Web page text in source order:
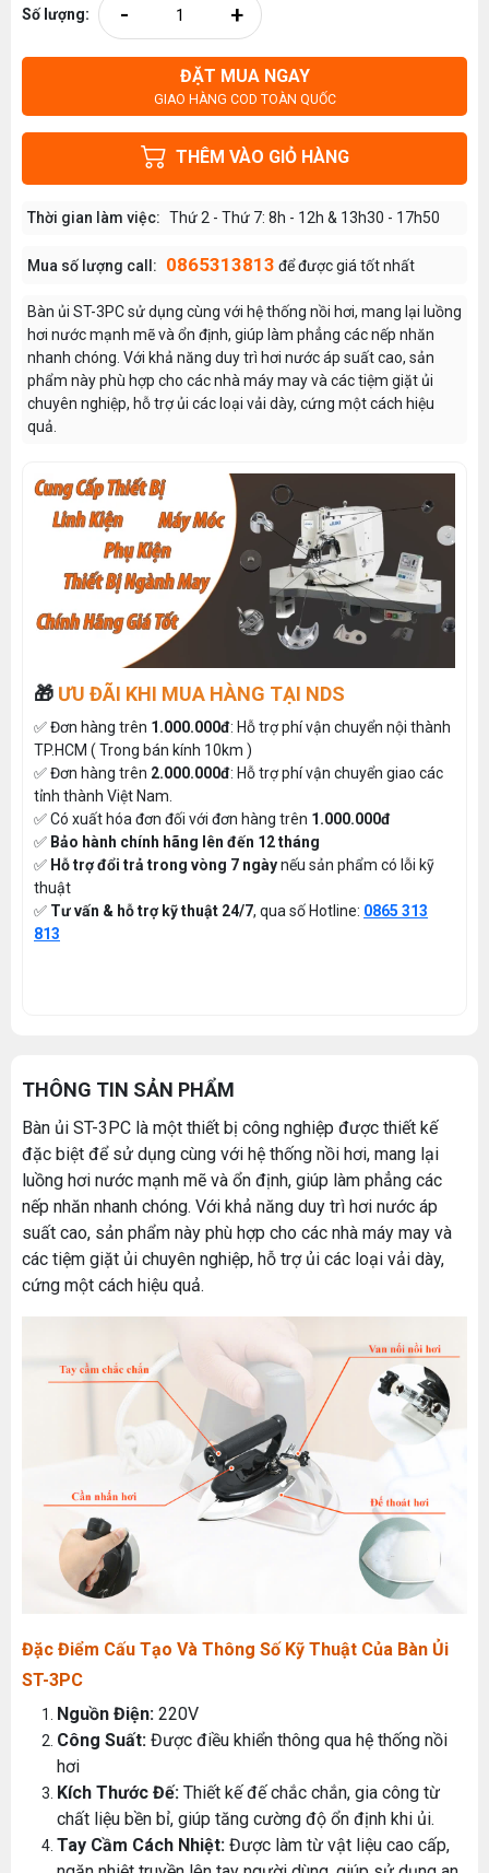
Số lượng: - +
ĐẶT MUA NGAY
GIAO HÀNG COD TOÀN QUỐC
THÊM VÀO GIỎ HÀNG
Thời gian làm việc: Thứ 2 - Thứ 7: 8h - 12h & 13h30 - 17h50
Mua số lượng call: 0865313813 để được giá tốt nhất
Bàn ủi ST-3PC sử dụng cùng với hệ thống nồi hơi, mang lại luồng
hơi nước mạnh mẽ và ổn định, giúp làm phẳng các nếp nhăn
nhanh chóng. Với khả năng duy trì hơi nước áp suất cao, sản
phẩm này phù hợp cho các nhà máy may và các tiệm giặt ủi
chuyên nghiệp, hỗ trợ ủi các loại vải dày, cứng một cách hiệu
quả.
🎁 ƯU ĐÃI KHI MUA HÀNG TẠI NDS
✅ Đơn hàng trên 1.000.000đ: Hỗ trợ phí vận chuyển nội thành
TP.HCM ( Trong bán kính 10km )
✅ Đơn hàng trên 2.000.000đ: Hỗ trợ phí vận chuyển giao các
tỉnh thành Việt Nam.
✅ Có xuất hóa đơn đối với đơn hàng trên 1.000.000đ
✅ Bảo hành chính hãng lên đến 12 tháng
✅ Hỗ trợ đổi trả trong vòng 7 ngàynếu sản phẩm có lỗi kỹ
thuật
✅ Tư vấn & hỗ trợ kỹ thuật 24/7, qua số Hotline: 0865 313
813
THÔNG TIN SẢN PHẨM
Bàn ủi ST-3PC là một thiết bị công nghiệp được thiết kế
đặc biệt để sử dụng cùng với hệ thống nồi hơi, mang lại
luồng hơi nước mạnh mẽ và ổn định, giúp làm phẳng các
nếp nhăn nhanh chóng. Với khả năng duy trì hơi nước áp
suất cao, sản phẩm này phù hợp cho các nhà máy may và
các tiệm giặt ủi chuyên nghiệp, hỗ trợ ủi các loại vải dày,
cứng một cách hiệu quả.
Đặc Điểm Cấu Tạo Và Thông Số Kỹ Thuật Của Bàn Ủi
ST-3PC
Nguồn Điện: 220V
Công Suất: Được điều khiển thông qua hệ thống nồi
hơi
Kích Thước Đế: Thiết kế đế chắc chắn, gia công từ
chất liệu bền bỉ, giúp tăng cường độ ổn định khi ủi.
Tay Cầm Cách Nhiệt: Được làm từ vật liệu cao cấp,